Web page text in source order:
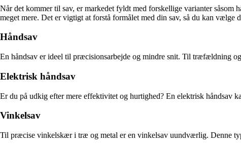
Når det kommer til sav, er markedet fyldt med forskellige varianter såsom
meget mere. Det er vigtigt at forstå formålet med din sav, så du kan vælge
Håndsav
En håndsav er ideel til præcisionsarbejde og mindre snit. Til træfældning
Elektrisk håndsav
Er du på udkig efter mere effektivitet og hurtighed? En elektrisk håndsav
Vinkelsav
Til præcise vinkelskær i træ og metal er en vinkelsav uundværlig. Denne